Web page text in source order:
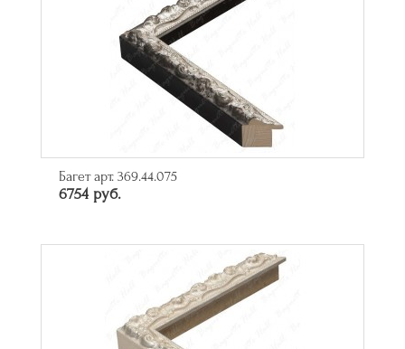
Багет арт. 369.44.075
6754 руб.